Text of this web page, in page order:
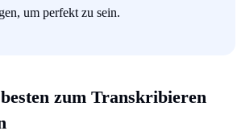
um perfekt zu sein.
zum Transkribieren